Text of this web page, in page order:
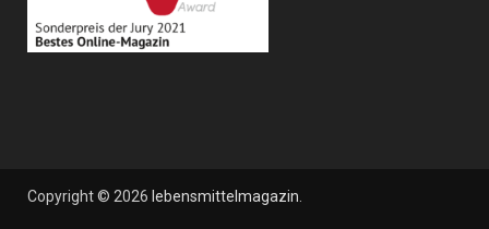
Copyright © 2026 lebensmittelmagazin